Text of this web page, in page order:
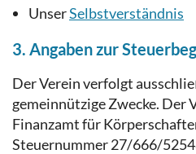
UnserSelbstverständnis
3. Angaben zur
Der Verein verfolgt
gemeinnützige Zwecke. Der
Finanzamt für
Steuernummer 27/666/